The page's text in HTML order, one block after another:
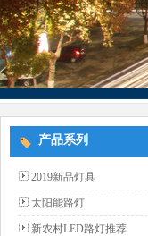
产品系列
2019新品灯具
太阳能路灯
新农村LED路灯推荐